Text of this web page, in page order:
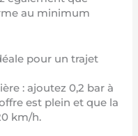
au minimum
pour un trajet
: ajoutez 0,2 bar à
est plein et que la
km/h.